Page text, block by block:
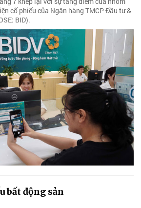
cổ phiếu của Ngân hàng TMCP Đầu tư &
BID).
bất động sản